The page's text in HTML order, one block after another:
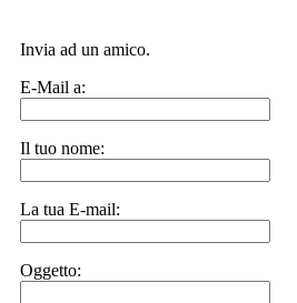
Invia ad un amico.
E-Mail a:
Il tuo nome:
La tua E-mail:
Oggetto: